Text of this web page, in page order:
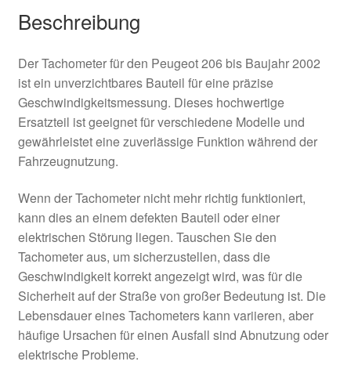
Beschreibung
Der Tachometer für den Peugeot 206 bis Baujahr 2002
ist ein unverzichtbares Bauteil für eine präzise
Geschwindigkeitsmessung. Dieses hochwertige
Ersatzteil ist geeignet für verschiedene Modelle und
gewährleistet eine zuverlässige Funktion während der
Fahrzeugnutzung.
Wenn der Tachometer nicht mehr richtig funktioniert,
kann dies an einem defekten Bauteil oder einer
elektrischen Störung liegen. Tauschen Sie den
Tachometer aus, um sicherzustellen, dass die
Geschwindigkeit korrekt angezeigt wird, was für die
Sicherheit auf der Straße von großer Bedeutung ist. Die
Lebensdauer eines Tachometers kann variieren, aber
häufige Ursachen für einen Ausfall sind Abnutzung oder
elektrische Probleme.